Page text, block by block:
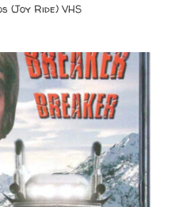
(Joy Ride) VHS